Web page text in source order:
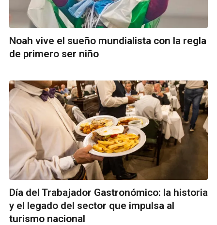
Noah vive el sueño mundialista con la regla
de primero ser niño
Día del Trabajador Gastronómico: la historia
y el legado del sector que impulsa al
turismo nacional